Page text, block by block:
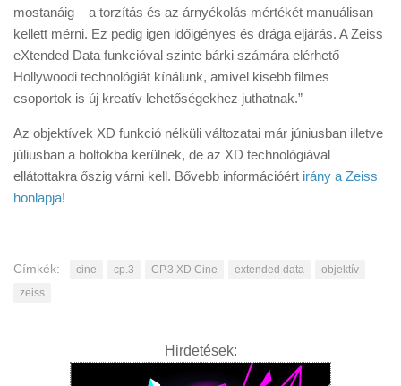
mostanáig – a torzítás és az árnyékolás mértékét manuálisan
kellett mérni. Ez pedig igen időigényes és drága eljárás. A Zeiss
eXtended Data funkcióval szinte bárki számára elérhető
Hollywoodi technológiát kínálunk, amivel kisebb filmes
csoportok is új kreatív lehetőségekhez juthatnak.”
Az objektívek XD funkció nélküli változatai már júniusban illetve
júliusban a boltokba kerülnek, de az XD technológiával
ellátottakra őszig várni kell. Bővebb információért irány a Zeiss
honlapja!
Címkék: cine cp.3 CP.3 XD Cine extended data
objektív
zeiss
Hirdetések: